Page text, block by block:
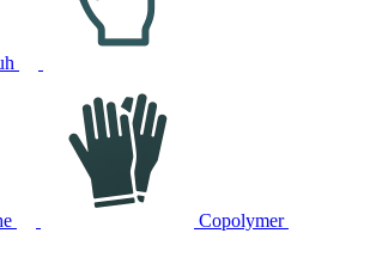
Copolymer